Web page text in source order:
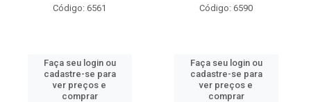
Código: 6561
Faça seu login ou
cadastre-se para
ver preços e
comprar
Código: 6590
Faça seu login ou
cadastre-se para
ver preços e
comprar